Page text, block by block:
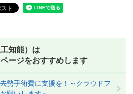
知能）は
ージをおすすめします
勢手術費に支援を！～クラウドフ